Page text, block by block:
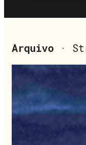
Arquivo ·